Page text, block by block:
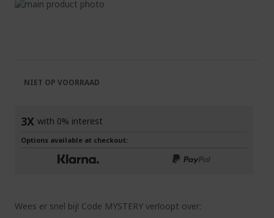
Ga
afbeeldingen-
gallerij
afbeeldingen-
Wees er snel bij! Code MYSTERY verloopt over:
NIET OP VOORRAAD
3X with 0% interest
Options available at checkout: